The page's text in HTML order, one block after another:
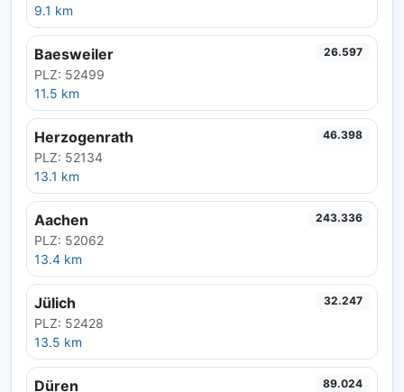
9.1 km
Baesweiler
PLZ: 52499
11.5 km
26.597
Herzogenrath
PLZ: 52134
13.1 km
46.398
Aachen
PLZ: 52062
13.4 km
243.336
Jülich
PLZ: 52428
13.5 km
32.247
Düren 89.024